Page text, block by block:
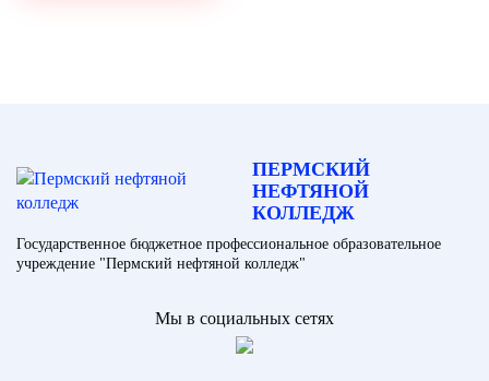
ПЕРМСКИЙ
НЕФТЯНОЙ
КОЛЛЕДЖ
Государственное бюджетное профессиональное образовательное
учреждение "Пермский нефтяной колледж"
Мы в социальных сетях